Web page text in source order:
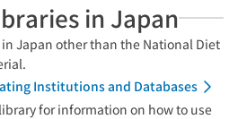
in Japan
Japan other than the National Diet
Institutions and Databases
for information on how to use